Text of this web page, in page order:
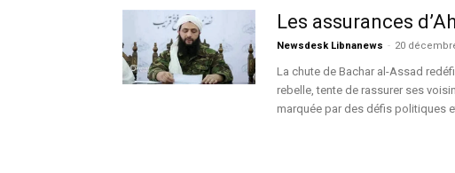
Les assurances
Newsdesk Libnanews - 20
La chute de Bachar al-Assad
rebelle, tente de rassurer ses
marquée par des défis politiques